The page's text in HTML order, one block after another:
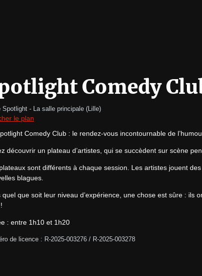
Comedy
Spotlight - La salle principale (Lille)
le plan
Comedy Club : le rendez-vous incontournable de
découvrir un plateau d’artistes, qui se succèdent sur scène
sont différents à chaque session. Les artistes jouent
blagues.
quel que soit leur niveau d’expérience, une chose est sûre : ils
: entre 1h10 et 1h20
de licence : R-2025-003276 / R-2025-003278